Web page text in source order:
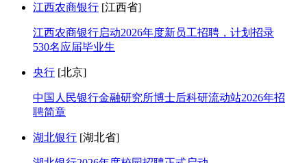
江西农商银行 [江西省]
江西农商银行启动2026年度新员工招聘，计划招录
530名应届毕业生
央行 [北京]
中国人民银行金融研究所博士后科研流动站2026年招
聘简章
湖北银行 [湖北省]